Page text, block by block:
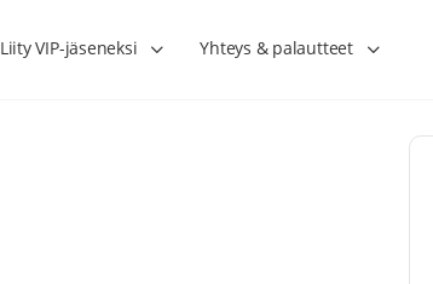
Liity VIP-jäseneksi Yhteys & palautteet